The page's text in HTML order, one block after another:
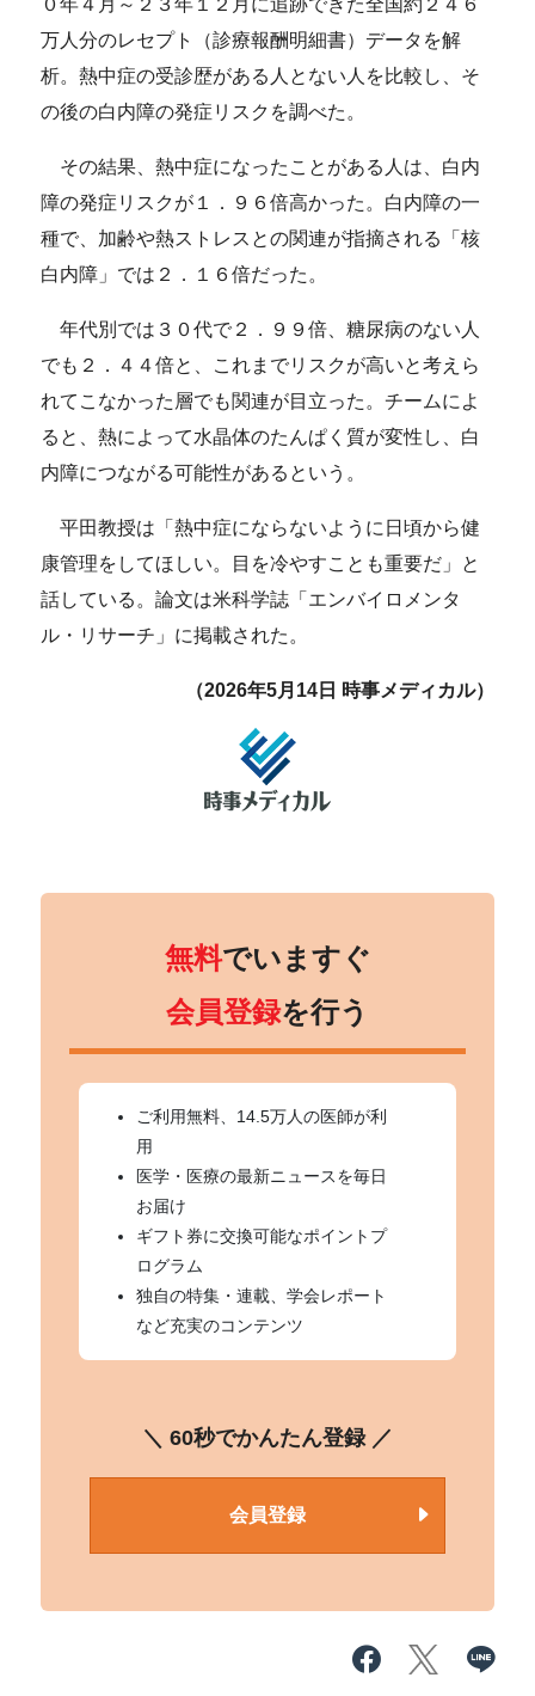
０年４月～２３年１２月に追跡できた全国約２４６
万人分のレセプト（診療報酬明細書）データを解
析。熱中症の受診歴がある人とない人を比較し、そ
の後の白内障の発症リスクを調べた。
その結果、熱中症になったことがある人は、白内
障の発症リスクが１．９６倍高かった。白内障の一
種で、加齢や熱ストレスとの関連が指摘される「核
白内障」では２．１６倍だった。
年代別では３０代で２．９９倍、糖尿病のない人
でも２．４４倍と、これまでリスクが高いと考えら
れてこなかった層でも関連が目立った。チームによ
ると、熱によって水晶体のたんぱく質が変性し、白
内障につながる可能性があるという。
平田教授は「熱中症にならないように日頃から健
康管理をしてほしい。目を冷やすことも重要だ」と
話している。論文は米科学誌「エンバイロメンタ
ル・リサーチ」に掲載された。
（2026年5月14日 時事メディカル）
無料でいますぐ
会員登録を行う
ご利用無料、14.5万人の医師が利
用
医学・医療の最新ニュースを毎日
お届け
ギフト券に交換可能なポイントプ
ログラム
独自の特集・連載、学会レポート
など充実のコンテンツ
＼ 60秒でかんたん登録 ／
会員登録